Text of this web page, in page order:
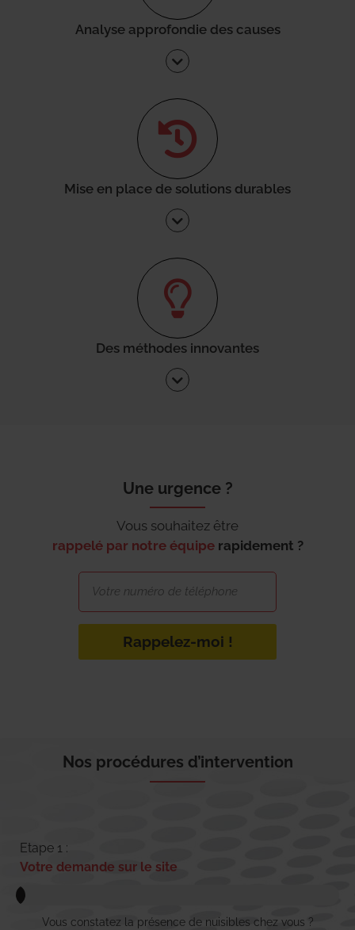
Analyse approfondie des causes
Mise en place de solutions durables
Des méthodes innovantes
Une urgence ?
Vous souhaitez être
rappelé par notre équipe rapidement ?
Rappelez-moi !
Nos procédures d’intervention
Etape 1 :
Votre demande sur le site
Vous constatez la présence de nuisibles chez vous ?